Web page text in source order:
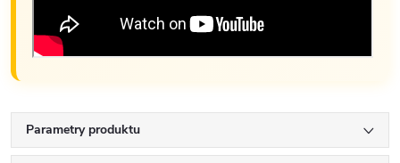
Parametry produktu